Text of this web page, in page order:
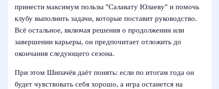
принести максимум пользы "Салавату Юлаеву" и помочь
клубу выполнить задачи, которые поставит руководство.
Всё остальное, включая решения о продолжении или
завершении карьеры, он предпочитает отложить до
окончания следующего сезона.
При этом Шипачёв даёт понять: если по итогам года он
будет чувствовать себя хорошо, а игра останется на